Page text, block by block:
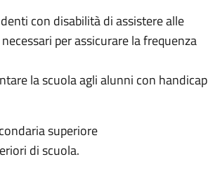
con disabilità di assistere alle
per assicurare la frequenza
la scuola agli alunni con handicap
superiore
di scuola.